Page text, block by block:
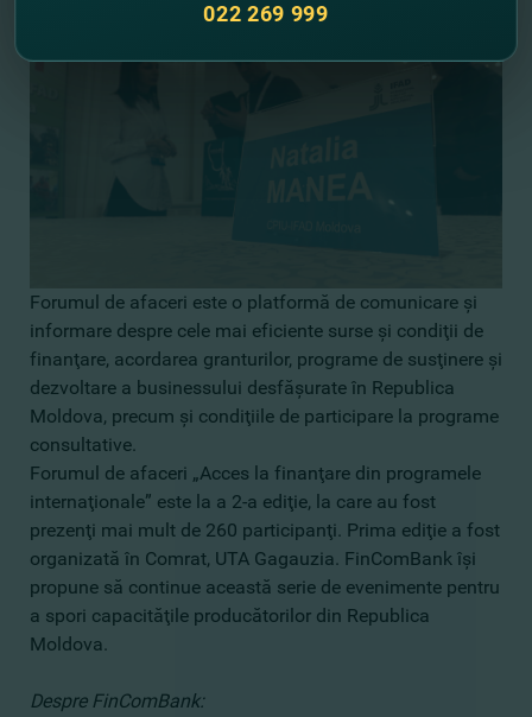
Forumul de afaceri este o platformă de comunicare şi
informare despre cele mai eficiente surse şi condiţii de
finanţare, acordarea granturilor, programe de susţinere şi
dezvoltare a businessului desfăşurate în Republica
Moldova, precum şi condiţiile de participare la programe
consultative.
Forumul de afaceri „Acces la finanţare din programele
internaţionale” este la a 2-a ediţie, la care au fost
prezenţi mai mult de 260 participanţi. Prima ediţie a fost
organizată în Comrat, UTA Gagauzia. FinComBank îşi
propune să continue această serie de evenimente pentru
a spori capacităţile producătorilor din Republica
Moldova.
Despre FinComBank:
022 269 999